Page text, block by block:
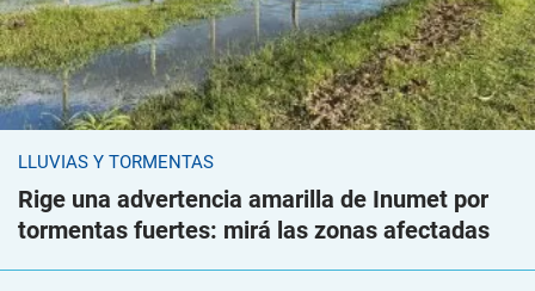
LLUVIAS Y TORMENTAS
Rige una advertencia amarilla de Inumet por
tormentas fuertes: mirá las zonas afectadas